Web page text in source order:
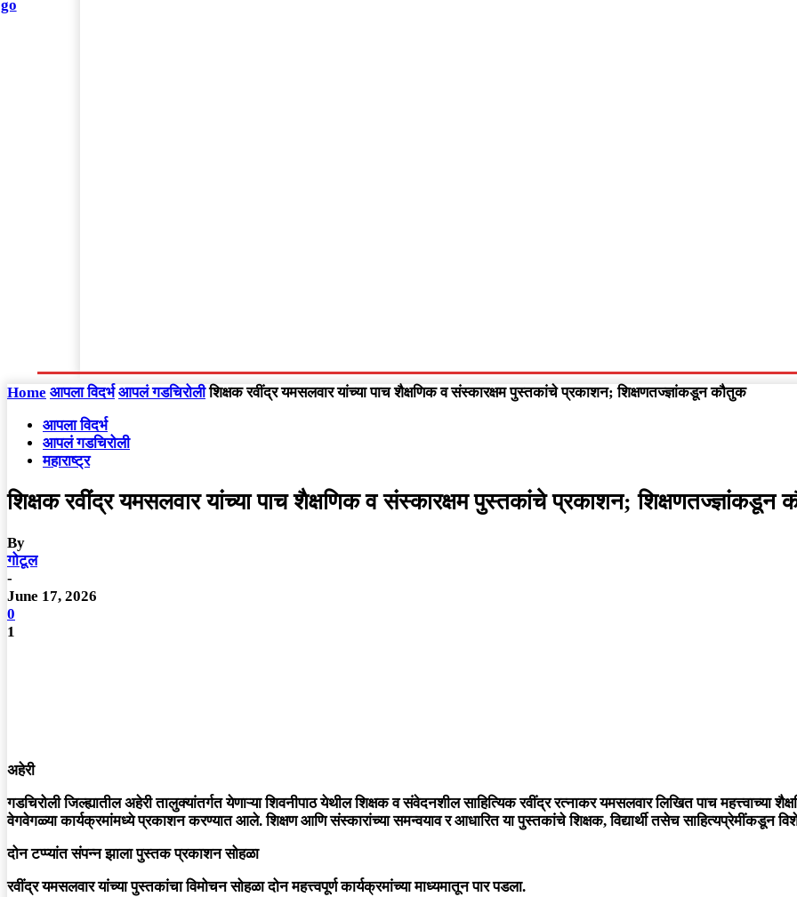
Home आपला विदर्भ आपलं गडचिरोली शिक्षक रवींद्र यमसलवार यांच्या पाच शैक्षणिक व संस्कारक्षम पुस्तकांचे प्रकाशन; शिक्षणतज्ज्ञांकडून कौतुक
आपला विदर्भ
आपलं गडचिरोली
महाराष्ट्र
शिक्षक रवींद्र यमसलवार यांच्या पाच शैक्षणिक व संस्कारक्षम पुस्तकांचे प्रकाशन; शिक्षणतज्ज्ञांकडून
By
गोटूल
-
June 17, 2026
0
1
अहेरी
गडचिरोली जिल्ह्यातील अहेरी तालुक्यांतर्गत येणाऱ्या शिवनीपाठ येथील शिक्षक व संवेदनशील साहित्यिक रवींद्र रत्नाकर यमसलवार लिखित पाच
वेगवेगळ्या कार्यक्रमांमध्ये प्रकाशन करण्यात आले. शिक्षण आणि संस्कारांच्या समन्वयाव र आधारित या पुस्तकांचे शिक्षक, विद्यार्थी तसेच साहित्यप्रेमींकडून
दोन टप्प्यांत संपन्न झाला पुस्तक प्रकाशन सोहळा
रवींद्र यमसलवार यांच्या पुस्तकांचा विमोचन सोहळा दोन महत्त्वपूर्ण कार्यक्रमांच्या माध्यमातून पार पडला.